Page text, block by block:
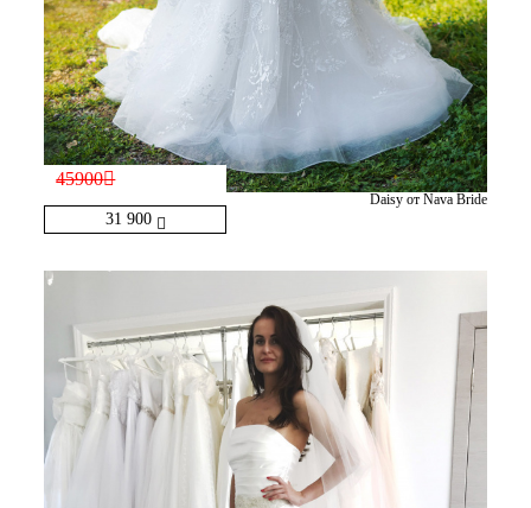
31 900
45900
Daisy от Nava Bride